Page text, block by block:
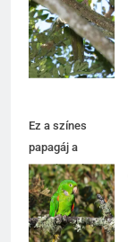
figyelmet.
Ez a színes
papagáj a
természetben
pihen, gyönyörű
zöld tollazata
lenyűgöző.